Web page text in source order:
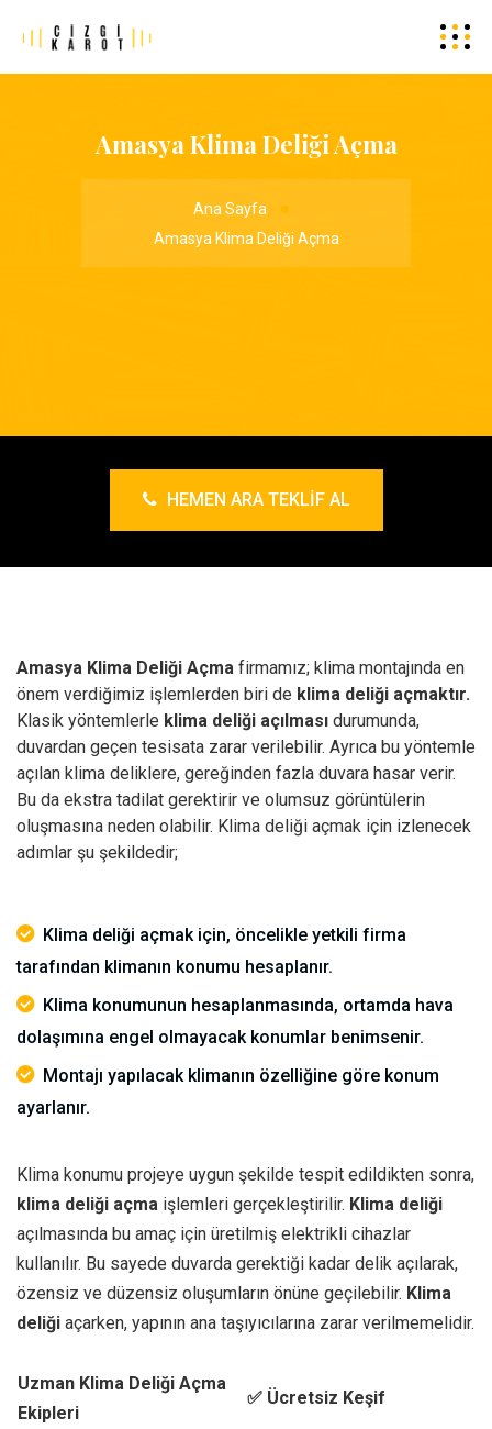
Amasya Klima Deliği Açma
Ana Sayfa
Amasya Klima Deliği Açma
HEMEN ARA TEKLIF AL
Amasya Klima Deliği Açma firmamız; klima montajında en
önem verdiğimiz işlemlerden biri de klima deliği açmaktır.
Klasik yöntemlerle klima deliği açılması durumunda,
duvardan geçen tesisata zarar verilebilir. Ayrıca bu yöntemle
açılan klima deliklere, gereğinden fazla duvara hasar verir.
Bu da ekstra tadilat gerektirir ve olumsuz görüntülerin
oluşmasına neden olabilir. Klima deliği açmak için izlenecek
adımlar şu şekildedir;
Klima deliği açmak için, öncelikle yetkili firma
tarafından klimanın konumu hesaplanır.
Klima konumunun hesaplanmasında, ortamda hava
dolaşımına engel olmayacak konumlar benimsenir.
Montajı yapılacak klimanın özelliğine göre konum
ayarlanır.
Klima konumu projeye uygun şekilde tespit edildikten sonra,
klima deliği açma işlemleri gerçekleştirilir. Klima deliği
açılmasında bu amaç için üretilmiş elektrikli cihazlar
kullanılır. Bu sayede duvarda gerektiği kadar delik açılarak,
özensiz ve düzensiz oluşumların önüne geçilebilir. Klima
deliği açarken, yapının ana taşıyıcılarına zarar verilmemelidir.
Uzman Klima Deliği Açma
Ekipleri
✅ Ücretsiz Keşif